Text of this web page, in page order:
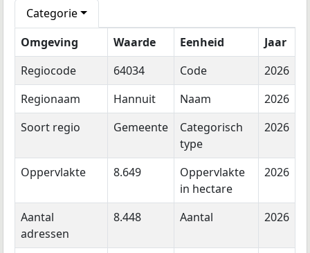
Categorie
Omgeving
Waarde Eenheid
Jaar
Regiocode
64034 Code
2026
Regionaam
Hannuit Naam
2026
Soort regio
Gemeente
Categorisch
type
2026
Oppervlakte 8.649
Oppervlakte
in hectare
2026
Aantal
adressen
8.448 Aantal 2026